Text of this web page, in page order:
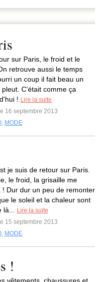
sur Paris, le froid et le
retrouve aussi le temps
un coup il fait beau un
pleut. C'était comme ça
! Lire la suite
16 septembre 2013
, MODE
je suis de retour sur Paris.
le froid, la grisaille me
! Dur dur un peu de remonter
le soleil et la chaleur sont
là...
Lire la suite
15 septembre 2013
, MODE
!